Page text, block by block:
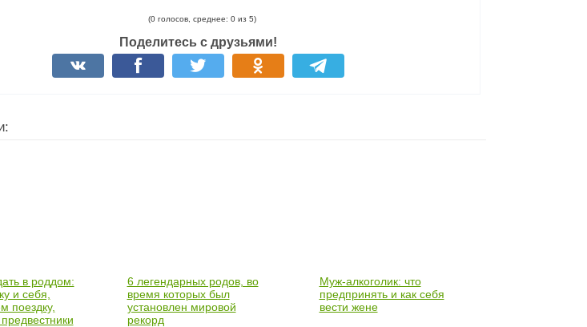
(0 голосов, среднее: 0 из 5)
Поделитесь с друзьями!
в роддом:
и себя,
поездку,
6 легендарных родов, во
время которых был
установлен мировой
рекорд
Муж-алкоголик: что
предпринять и как себя
вести жене